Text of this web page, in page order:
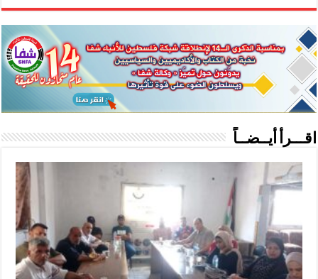
اقـــرأ أيــضــاً